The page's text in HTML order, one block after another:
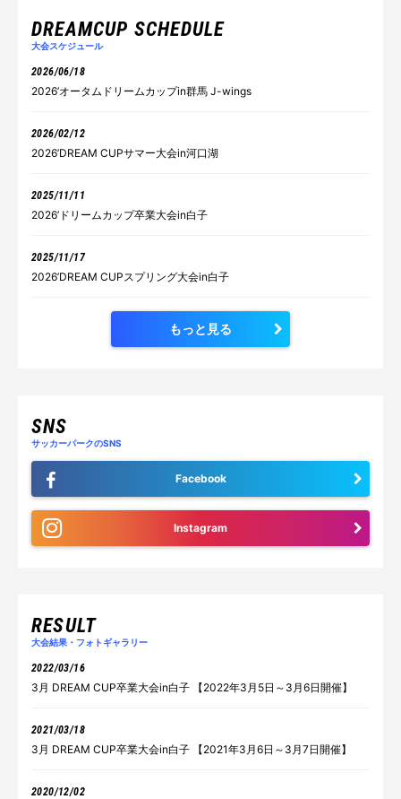
DREAMCUP SCHEDULE
大会スケジュール
2026/06/18
2026’オータムドリームカップin群馬 J-wings
2026/02/12
2026’DREAM CUPサマー大会in河口湖
2025/11/11
2026’ドリームカップ卒業大会in白子
2025/11/17
2026’DREAM CUPスプリング大会in白子
もっと見る
SNS
サッカーパークのSNS
Facebook
Instagram
RESULT
大会結果・フォトギャラリー
2022/03/16
3月 DREAM CUP卒業大会in白子 【2022年3月5日～3月6日開催】
2021/03/18
3月 DREAM CUP卒業大会in白子 【2021年3月6日～3月7日開催】
2020/12/02